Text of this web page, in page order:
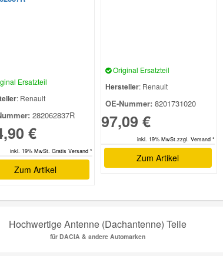
Ersatzteil
: Renault
282062837R
€
inkl. 19% MwSt. Gratis Versand *
Zum Artikel
Original Ersatzteil
Hersteller: Renault
OE-Nummer: 8201731020
97,09 €
inkl. 19% MwSt.zzgl. Versand *
Zum Artikel
Hochwertige Antenne (Dachantenne) Teile
für DACIA & andere Automarken